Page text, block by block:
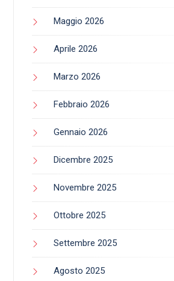
Maggio 2026
Aprile 2026
Marzo 2026
Febbraio 2026
Gennaio 2026
Dicembre 2025
Novembre 2025
Ottobre 2025
Settembre 2025
Agosto 2025